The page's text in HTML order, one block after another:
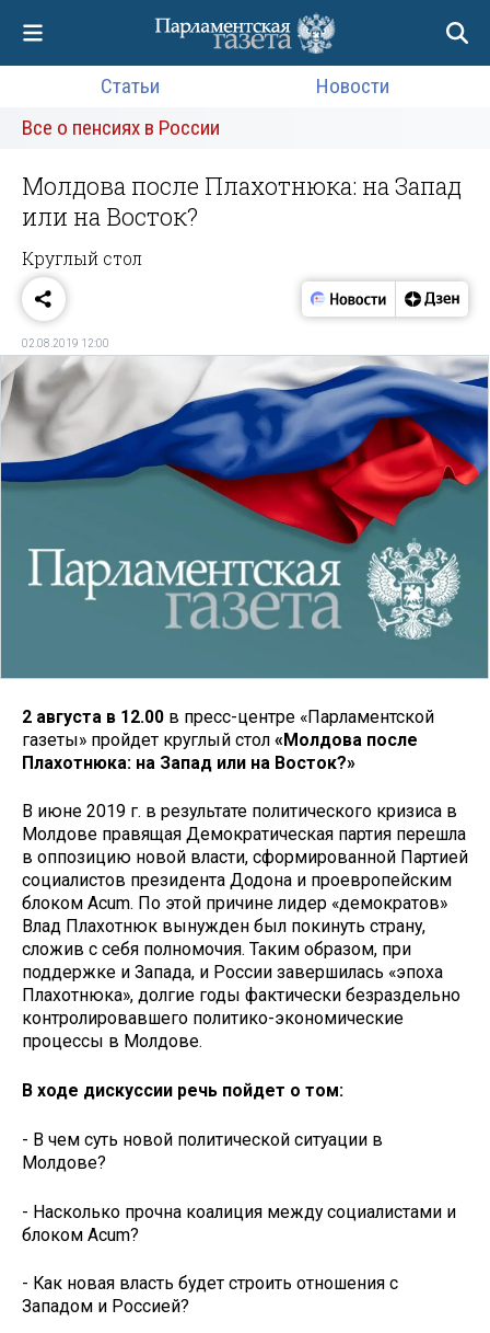
Статьи
Новости
Все о пенсиях в России
Молдова после Плахотнюка: на Запад
или на Восток?
Круглый стол
02.08.2019 12:00
2 августа в 12.00 в пресс-центре «Парламентской
газеты» пройдет круглый стол «Молдова после
Плахотнюка: на Запад или на Восток?»
В июне 2019 г. в результате политического кризиса в
Молдове правящая Демократическая партия перешла
в оппозицию новой власти, сформированной Партией
социалистов президента Додона и проевропейским
блоком Acum. По этой причине лидер «демократов»
Влад Плахотнюк вынужден был покинуть страну,
сложив с себя полномочия. Таким образом, при
поддержке и Запада, и России завершилась «эпоха
Плахотнюка», долгие годы фактически безраздельно
контролировавшего политико-экономические
процессы в Молдове.
В ходе дискуссии речь пойдет о том:
- В чем суть новой политической ситуации в
Молдове?
- Насколько прочна коалиция между социалистами и
блоком Acum?
- Как новая власть будет строить отношения с
Западом и Россией?